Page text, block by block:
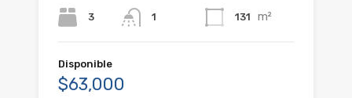
3 1 131 m²
Disponible
$63,000